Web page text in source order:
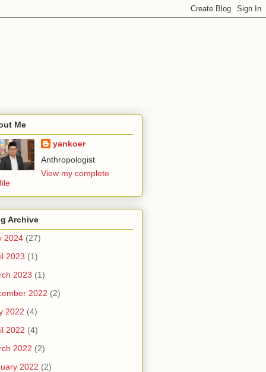
Me
yankoer
Anthropologist
View my complete
Archive
2024 (27)
2023 (1)
2023 (1)
2022 (2)
2022 (4)
2022 (4)
2022 (2)
2022 (2)